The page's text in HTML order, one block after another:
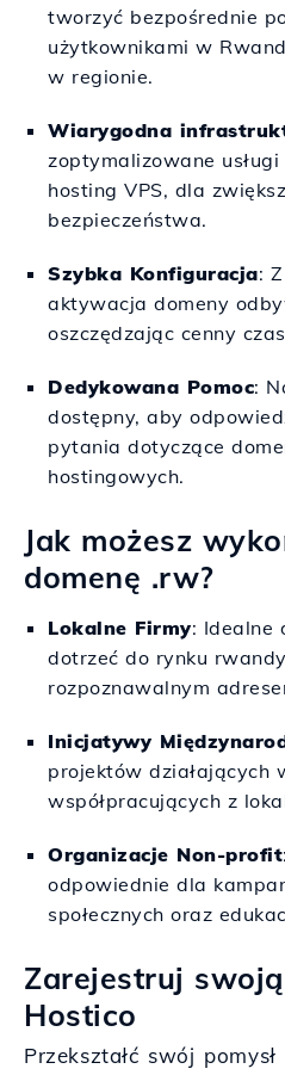
tworzyć bezpośrednie
użytkownikami w
w regionie.
Wiarygodna
zoptymalizowane
hosting VPS, dla
bezpieczeństwa.
Szybka Konfiguracja:
aktywacja domeny
oszczędzając cenny
Dedykowana Pomoc:
dostępny, aby
pytania dotyczące
hostingowych.
Jak możesz
domenę .rw?
Lokalne Firmy: Idealne
dotrzeć do rynku
rozpoznawalnym
Inicjatywy
projektów działających
współpracujących z
Organizacje Non-profit
odpowiednie dla
społecznych oraz
Zarejestruj
Hostico
Przekształć swój